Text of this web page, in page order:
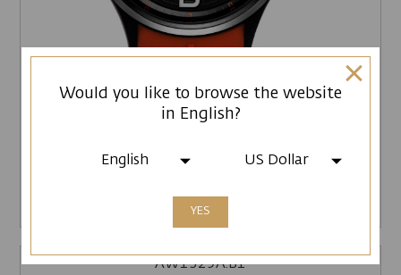
AW1329A.B1
Would you like to browse the website
in English?
English US Dollar
YES